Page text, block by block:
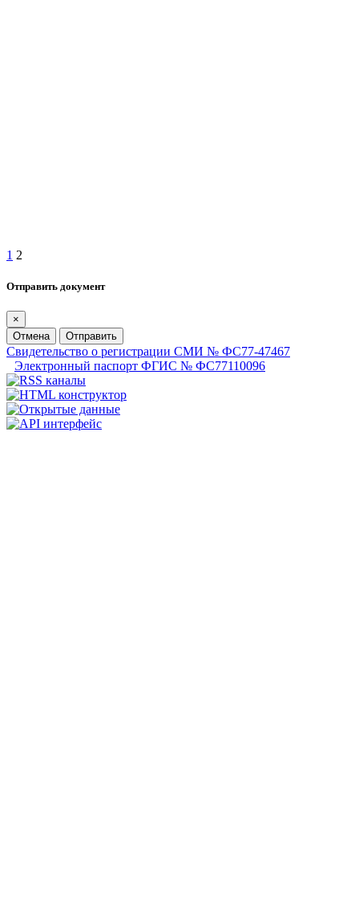
1 2
Отправить документ
×
Отмена
Отправить
Свидетельство о регистрации СМИ № ФС77-47467
Электронный паспорт ФГИС № ФС77110096